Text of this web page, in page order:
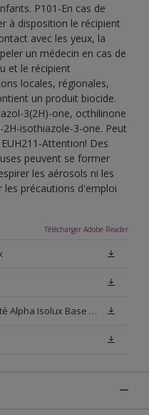
P101-En cas de
à disposition le récipient
avec les yeux, la
un médecin en cas de
et le récipient
locales, régionales,
un produit biocide.
3(2H)-one, octhilinone
isothiazole-3-one. Peut
Attention! Des
peuvent se former
les aérosols ni les
les précautions d'emploi
Télécharger Adobe Reader
Fiche de données de sécurité Alpha Isolux Base W05